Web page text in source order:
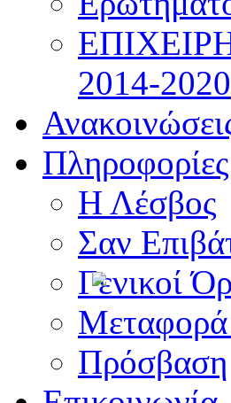
2014-2020
Πληροφορίες
Η Λέσβος
Σαν
Γενικοί
Μεταφορά
Πρόσβαση